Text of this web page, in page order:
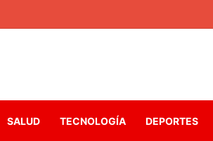
SALUD TECNOLOGÍA DEPORTES